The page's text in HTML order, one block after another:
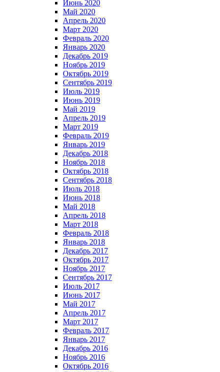
Июнь 2020
Май 2020
Апрель 2020
Март 2020
Февраль 2020
Январь 2020
Декабрь 2019
Ноябрь 2019
Октябрь 2019
Сентябрь 2019
Июль 2019
Июнь 2019
Май 2019
Апрель 2019
Март 2019
Февраль 2019
Январь 2019
Декабрь 2018
Ноябрь 2018
Октябрь 2018
Сентябрь 2018
Июль 2018
Июнь 2018
Май 2018
Апрель 2018
Март 2018
Февраль 2018
Январь 2018
Декабрь 2017
Октябрь 2017
Ноябрь 2017
Сентябрь 2017
Июль 2017
Июнь 2017
Май 2017
Апрель 2017
Март 2017
Февраль 2017
Январь 2017
Декабрь 2016
Ноябрь 2016
Октябрь 2016